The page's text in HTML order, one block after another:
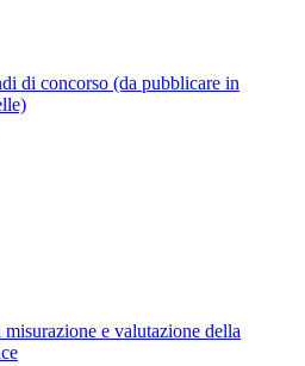
di concorso (da pubblicare in
misurazione e valutazione della